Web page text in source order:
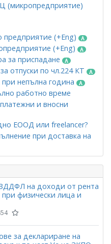
(+Eng)
(+Eng)
за приспадане
отпуски по чл.224 КТ
непълна година
работно време
и вносни
ЕООД или freelancer?
при доставка на
на доходи от рента
физически лица и
за деклариране на